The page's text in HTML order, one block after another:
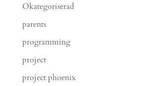
Okategoriserad
parents
programming
project
project phoenix